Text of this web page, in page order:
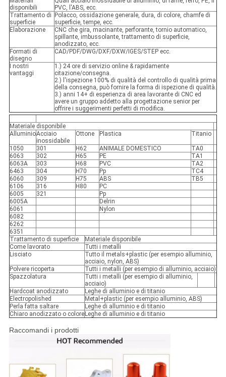
disponibili
PVC, l'ABS, ecc.
Trattamento di
superficie
Polacco, ossidazione generale, dura, di colore, chamfe di
superficie, tempe, ecc.
Elaborazione
CNC che gira, macinante, perforante, tornio automatico,
spillante, imbussolante, trattamento di superficie,
anodizzato, ecc.
Formati di
disegno
CAD/PDF/DWG/DXF/DXW/IGES/STEP ecc.
I nostri
vantaggi
1.) 24 ore di servizio online & rapidamente
citazione/consegna.
2.) l'ispezione 100% di qualità del controllo di qualità prima
della consegna, può fornire la forma di ispezione di qualità.
3.) anni 14+ di esperienza di area lavorante di CNC ed
avere un gruppo addetto alla progettazione senior per
offrire i suggerimenti perfetti di modifica.
Materiale disponibile
AlluminioAcciaio
inossidabile
Ottone Plastica Titanio
1050 301 H62 ANIMALE DOMESTICO
TA0
6063
302 H65 PE
TA1
6063A
303 H68 PVC
TA2
6463
304 H70 Pp
TC4
6060
309 H75 ABS
TB5
6106
316 H80
PC
6005
321
Pp
6005A
Delrin
6061
Nylon
6082
6262
6351
Trattamento di superficie
Materiale disponibile
Come lavorato
Tutti i metalli
Lisciato
Tutto il metals+plastic (per esempio alluminio,
acciaio, nylon, ABS)
Polvere ricoperta
Tutti i metalli (per esempio di alluminio, acciaio)
Spazzolatura
Tutti i metalli (per esempio di alluminio,
acciaio)
Hardcoat anodizzato
Leghe di alluminio e di titanio
Electropolished
Metal+plastic (per esempio alluminio, ABS)
Perla fatta saltare
Leghe di alluminio e di titanio
Chiaro anodizzato o colore Leghe di alluminio e di titanio
Raccomandi i prodotti